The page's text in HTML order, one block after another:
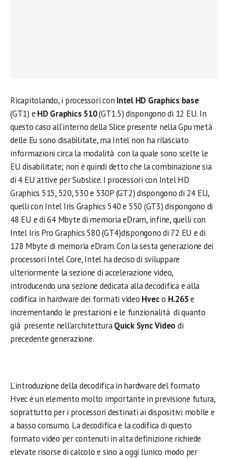
Ricapitolando, i processori con Intel HD Graphics base
(GT1) e HD Graphics 510(GT1.5) dispongono di 12 EU. In
questo caso all’interno della Slice presente nella Gpu metà
delle Eu sono disabilitate, ma Intel non ha rilasciato
informazioni circa la modalità con la quale sono scelte le
EU disabilitate; non è quindi detto che la combinazione sia
di 4 EU attive per Subslice. I processori con Intel HD
Graphics 515, 520, 530 e 530P (GT2) dispongono di 24 EU,
quelli con Intel Iris Graphics 540 e 550 (GT3) dispongono di
48 EU e di 64 Mbyte di memoria eDram, infine, quelli con
Intel Iris Pro Graphics 580 (GT4)dispongono di 72 EU e di
128 Mbyte di memoria eDram. Con la sesta generazione dei
processori Intel Core, Intel ha deciso di sviluppare
ulteriormente la sezione di accelerazione video,
introducendo una sezione dedicata alla decodifica e alla
codifica in hardware dei formati video Hveco H.265e
incrementando le prestazioni e le funzionalità di quanto
già presente nell’architetturaQuick Sync Video di
precedente generazione.
L’introduzione della decodifica in hardware del formato
Hvec è un elemento molto importante in previsione futura,
soprattutto per i processori destinati ai dispositivi mobile e
a basso consumo. La decodifica e la codifica di questo
formato video per contenuti in alta definizione richiede
elevate risorse di calcolo e sino a oggi l’unico modo per